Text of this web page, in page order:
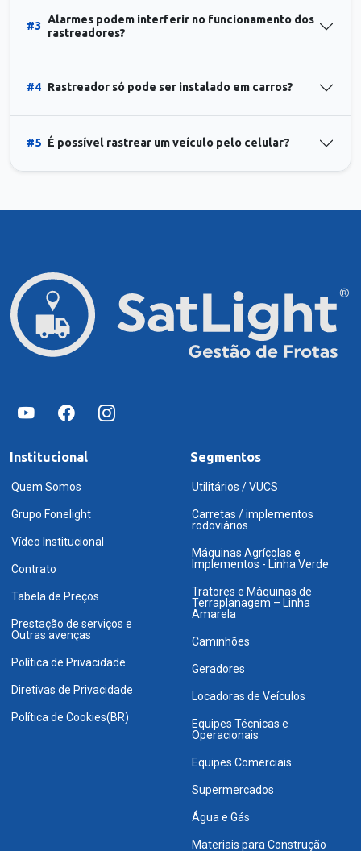
#3
Alarmes podem interferir no funcionamento dos
rastreadores?
#4 Rastreador só pode ser instalado em carros?
#5 É possível rastrear um veículo pelo celular?
Institucional
Quem Somos
Grupo Fonelight
Vídeo Institucional
Contrato
Tabela de Preços
Prestação de serviços e
Outras avenças
Política de Privacidade
Diretivas de Privacidade
Política de Cookies(BR)
Segmentos
Utilitários / VUCS
Carretas / implementos
rodoviários
Máquinas Agrícolas e
Implementos - Linha Verde
Tratores e Máquinas de
Terraplanagem – Linha
Amarela
Caminhões
Geradores
Locadoras de Veículos
Equipes Técnicas e
Operacionais
Equipes Comerciais
Supermercados
Água e Gás
Materiais para Construção